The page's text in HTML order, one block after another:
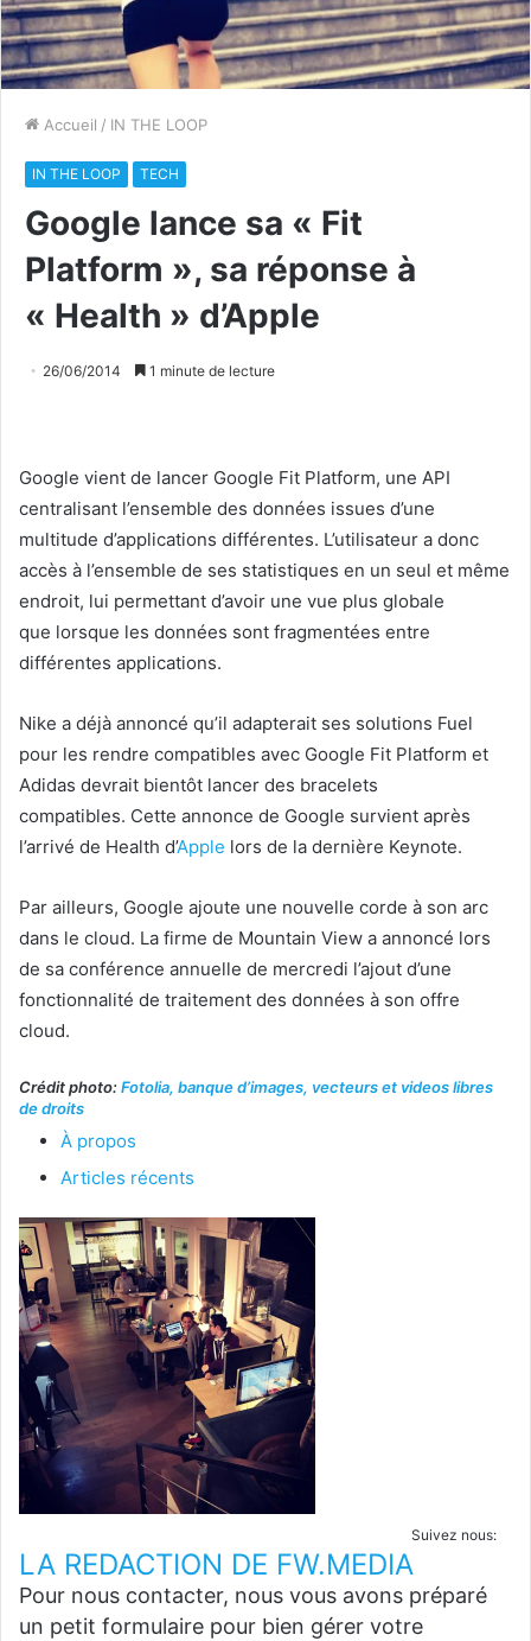
Accueil / IN THE LOOP
IN THE LOOP TECH
Google lance sa « Fit
Platform », sa réponse à
« Health » d’Apple
26/06/2014 1 minute de lecture
Google vient de lancer Google Fit Platform, une API
centralisant l’ensemble des données issues d’une
multitude d’applications différentes. L’utilisateur a donc
accès à l’ensemble de ses statistiques en un seul et même
endroit, lui permettant d’avoir une vue plus globale
que lorsque les données sont fragmentées entre
différentes applications.
Nike a déjà annoncé qu’il adapterait ses solutions Fuel
pour les rendre compatibles avec Google Fit Platform et
Adidas devrait bientôt lancer des bracelets
compatibles. Cette annonce de Google survient après
l’arrivé de Health d’Apple lors de la dernière Keynote.
Par ailleurs, Google ajoute une nouvelle corde à son arc
dans le cloud. La firme de Mountain View a annoncé lors
de sa conférence annuelle de mercredi l’ajout d’une
fonctionnalité de traitement des données à son offre
cloud.
Crédit photo:Fotolia, banque d’images, vecteurs et videos libres
de droits
À propos
Articles récents
Suivez nous:
LA REDACTION DE FW.MEDIA
Pour nous contacter, nous vous avons préparé
un petit formulaire pour bien gérer votre